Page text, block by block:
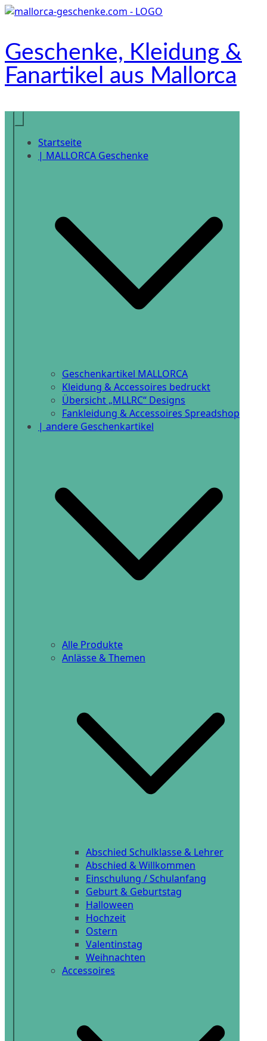
Zum
Geschenke, Kleidung &
Fanartikel aus Mallorca
Onlineshop
Startseite
| MALLORCA Geschenke
Geschenkartikel MALLORCA
Kleidung & Accessoires bedruckt
Übersicht „MLLRC“ Designs
Fankleidung & Accessoires Spreadshop
| andere Geschenkartikel
Alle Produkte
Anlässe & Themen
Abschied Schulklasse & Lehrer
Abschied & Willkommen
Einschulung / Schulanfang
Geburt & Geburtstag
Halloween
Hochzeit
Ostern
Valentinstag
Weihnachten
Accessoires